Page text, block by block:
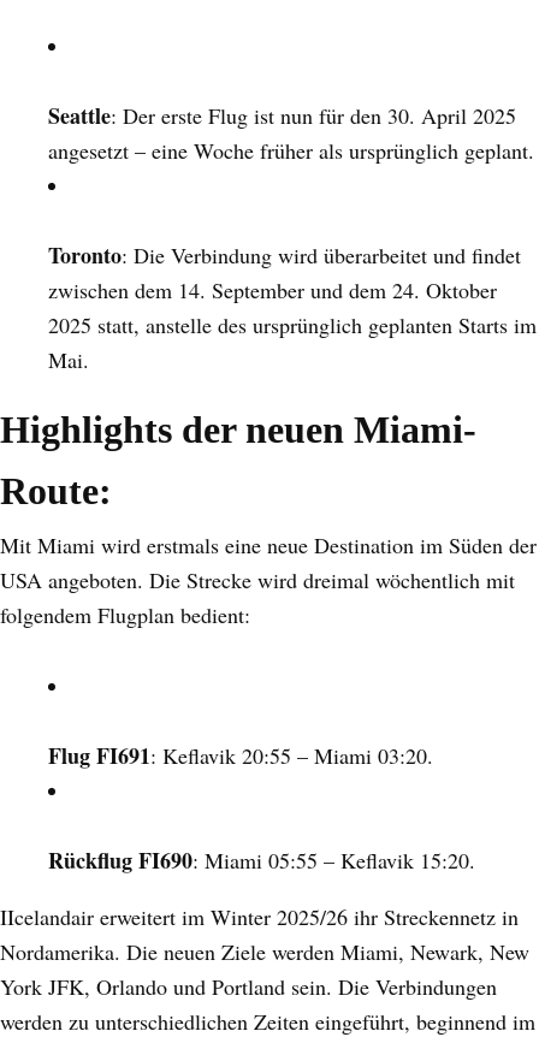
Seattle: Der erste Flug ist nun für den 30. April 2025
angesetzt – eine Woche früher als ursprünglich geplant.
Toronto: Die Verbindung wird überarbeitet und findet
zwischen dem 14. September und dem 24. Oktober
2025 statt, anstelle des ursprünglich geplanten Starts im
Mai.
Highlights der neuen Miami-
Route:
Mit Miami wird erstmals eine neue Destination im Süden der
USA angeboten. Die Strecke wird dreimal wöchentlich mit
folgendem Flugplan bedient:
Flug FI691: Keflavik 20:55 – Miami 03:20.
Rückflug FI690: Miami 05:55 – Keflavik 15:20.
IIcelandair erweitert im Winter 2025/26 ihr Streckennetz in
Nordamerika. Die neuen Ziele werden Miami, Newark, New
York JFK, Orlando und Portland sein. Die Verbindungen
werden zu unterschiedlichen Zeiten eingeführt, beginnend im